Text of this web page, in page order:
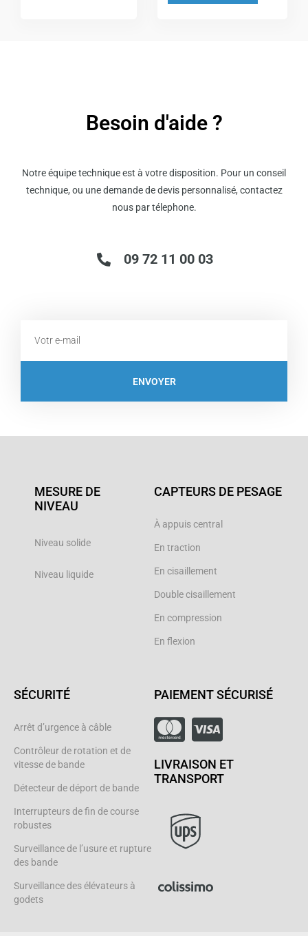
Besoin d'aide ?
Notre équipe technique est à votre disposition. Pour un conseil
technique, ou une demande de devis personnalisé, contactez
nous par télephone.
09 72 11 00 03
ENVOYER
MESURE DE
NIVEAU
Niveau solide
Niveau liquide
CAPTEURS DE PESAGE
À appuis central
En traction
En cisaillement
Double cisaillement
En compression
En flexion
SÉCURITÉ
Arrêt d’urgence à câble
Contrôleur de rotation et de
vitesse de bande
Détecteur de déport de bande
Interrupteurs de fin de course
robustes
Surveillance de l’usure et rupture
des bande
Surveillance des élévateurs à
godets
PAIEMENT SÉCURISÉ
LIVRAISON ET
TRANSPORT